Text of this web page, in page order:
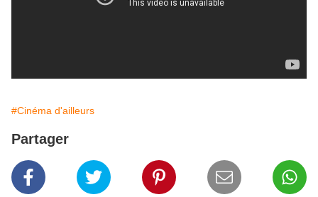
#Cinéma d'ailleurs
Partager